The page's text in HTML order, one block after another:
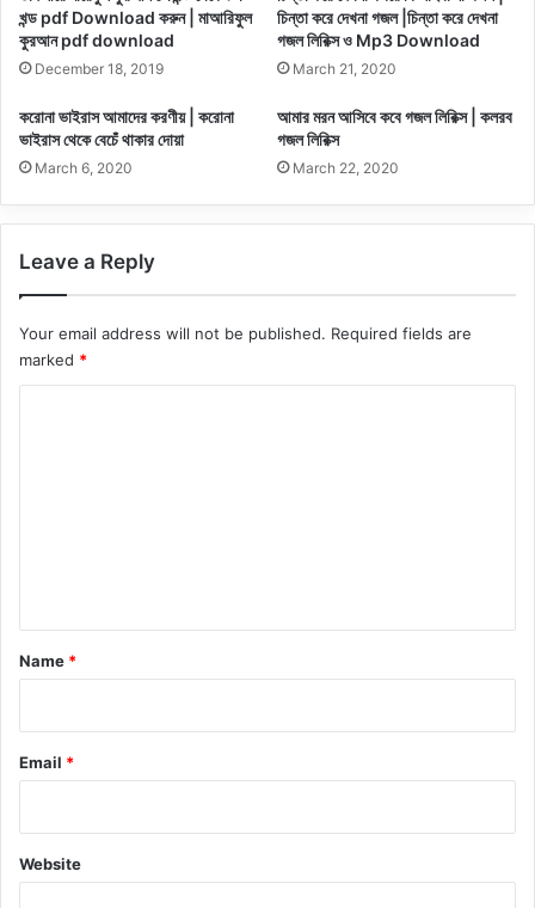
খন্ড pdf Download করুন | মাআরিফুল
কুরআন pdf download
December 18, 2019
চিন্তা করে দেখনা গজল |চিন্তা করে দেখনা
গজল লিরিক্স ও Mp3 Download
March 21, 2020
করোনা ভাইরাস আমাদের করণীয় | করোনা
ভাইরাস থেকে বেচেঁ থাকার দোয়া
March 6, 2020
আমার মরন আসিবে কবে গজল লিরিক্স | কলরব
গজল লিরিক্স
March 22, 2020
Leave a Reply
Your email address will not be published. Required fields are
marked *
*
Name *
Email *
Website